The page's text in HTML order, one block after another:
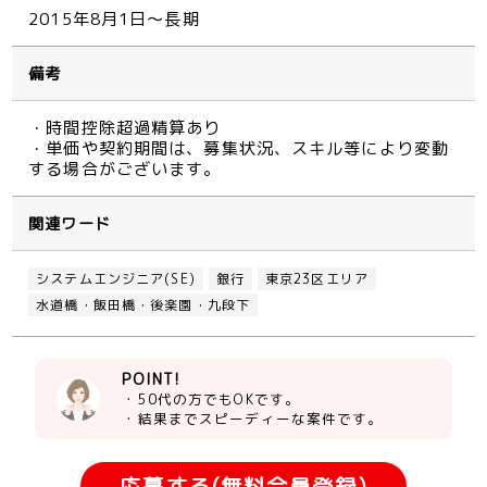
2015年8月1日～長期
備考
・時間控除超過精算あり
・単価や契約期間は、募集状況、スキル等により変動
する場合がございます。
関連ワード
システムエンジニア(SE) 銀行
東京23区エリア
水道橋・飯田橋・後楽園・九段下
POINT!
・50代の方でもOKです。
・結果までスピーディーな案件です。